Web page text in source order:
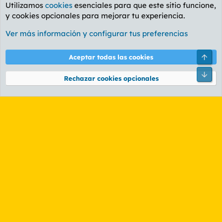
Foro General
Cookies
PL OLDSTYLE AMARILLO
Términos y reglas Política de privacidad Ayuda
Community platform by XenForo® © 2010-2026 XenForo Ltd.
Utilizamos cookies esenciales para que este sitio funcione,
y cookies opcionales para mejorar tu experiencia.
Ver más información y configurar tus preferencias
Aceptar todas las cookies
Rechazar cookies opcionales
Pie